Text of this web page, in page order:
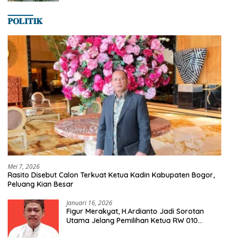
𝐏𝐎𝐋𝐈𝐓𝐈𝐊
Mei 7, 2026
Rasito Disebut Calon Terkuat Ketua Kadin Kabupaten Bogor,
Peluang Kian Besar
Januari 16, 2026
Figur Merakyat, H.Ardianto Jadi Sorotan
Utama Jelang Pemilihan Ketua RW 010